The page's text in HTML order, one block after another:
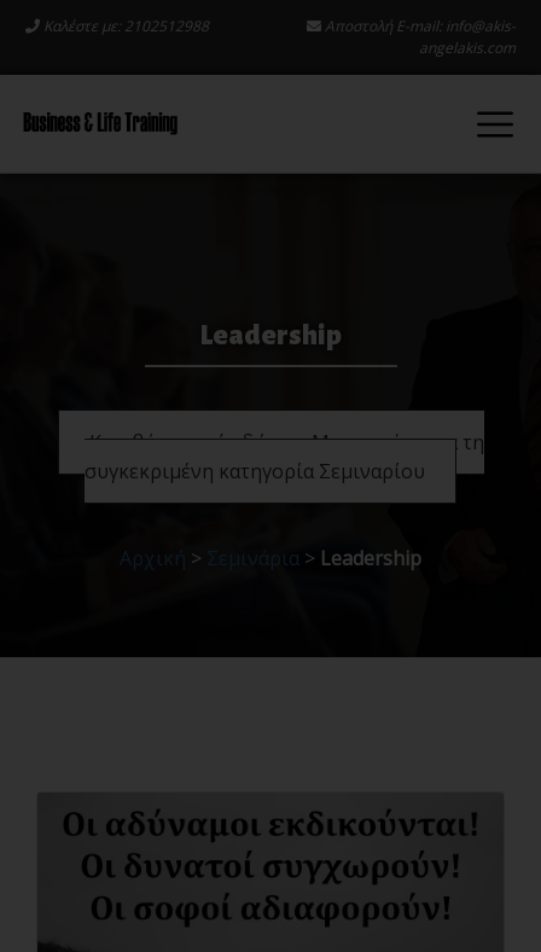
Καλέστε με: 2102512988 Αποστολή E-mail: info@akis-
angelakis.com
Leadership
Κατεβάστε από εδώ την Μπροσούρα για τη
συγκεκριμένη κατηγορία Σεμιναρίου
Αρχική > Σεμινάρια > Leadership